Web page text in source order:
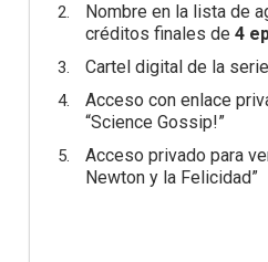
Nombre en la lista de
créditos finales de 4
Cartel digital de la
Acceso con enlace
“Science Gossip!”
Acceso privado para
Newton y la Felicidad”